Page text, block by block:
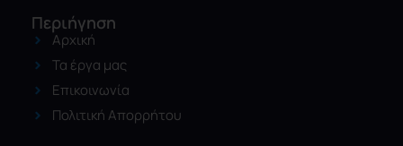
Περιήγηση
Αρχική
Τα έργα μας
Επικοινωνία
Πολιτική Απορρήτου